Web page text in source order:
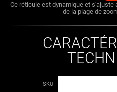
Ce réticule est dynamique et
de la plage de
SKU